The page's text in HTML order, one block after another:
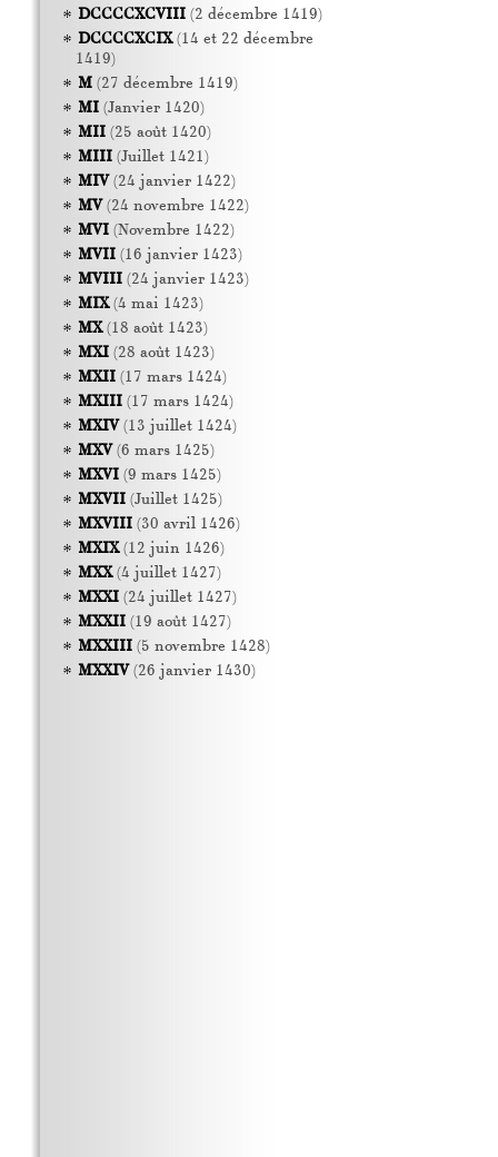
DCCCCXCVIII(2 décembre 1419)
DCCCCXCIX(14 et 22 décembre
1419)
M(27 décembre 1419)
MI(Janvier 1420)
MII(25 août 1420)
MIII(Juillet 1421)
MIV(24 janvier 1422)
MV(24 novembre 1422)
MVI(Novembre 1422)
MVII(16 janvier 1423)
MVIII(24 janvier 1423)
MIX(4 mai 1423)
MX(18 août 1423)
MXI(28 août 1423)
MXII(17 mars 1424)
MXIII(17 mars 1424)
MXIV(13 juillet 1424)
MXV(6 mars 1425)
MXVI(9 mars 1425)
MXVII(Juillet 1425)
MXVIII(30 avril 1426)
MXIX(12 juin 1426)
MXX(4 juillet 1427)
MXXI(24 juillet 1427)
MXXII(19 août 1427)
MXXIII(5 novembre 1428)
MXXIV(26 janvier 1430)